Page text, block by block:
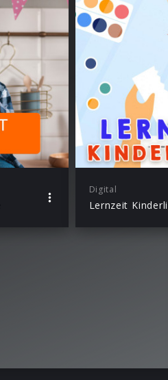
Digital
Lernzeit